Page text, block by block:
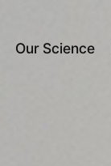
Our Science